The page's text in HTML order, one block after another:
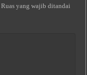
Ruas yang wajib ditandai